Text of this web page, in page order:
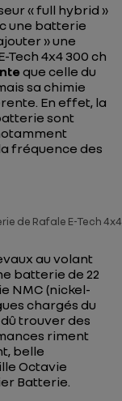
« full hybrid »
une batterie
» une
4x4 300 ch
que celle du
sa chimie
En effet, la
sont
fréquence des
de Rafale E-Tech
au volant
batterie de 22
NMC (nickel-
chargés du
trouver des
riment
belle
Octavie
Batterie.